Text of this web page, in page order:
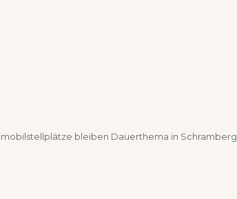
bleiben Dauerthema in Schramberg